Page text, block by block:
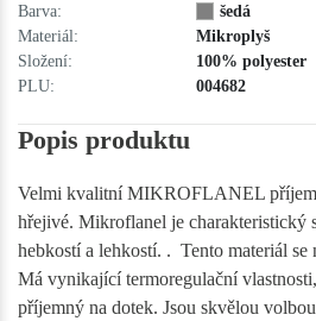
Barva:
šedá
Materiál:
Mikroplyš
Složení:
100% polyester
PLU:
004682
Popis produktu
Velmi kvalitní MIKROFLANEL
hřejivé. Mikroflanel je charakteristický
hebkostí a lehkostí. . Tento materiál
Má vynikající termoregulační
příjemný na dotek. Jsou skvělou